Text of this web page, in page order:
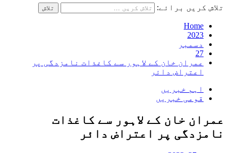
تلاش کریں برائے:
Home
2023
دسمبر
27
عمران خان کے لاہور سے کاغذات نامزدگی پر
اعتراض دائر
اہم خبریں
قومی خبریں
عمران خان کے لاہور سے کاغذات
نامزدگی پر اعتراض دائر